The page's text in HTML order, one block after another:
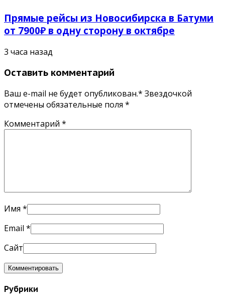
Прямые рейсы из Новосибирска в Батуми
от 7900₽ в одну сторону в октябре
3 часа назад
Оставить комментарий
Ваш e-mail не будет опубликован.* Звездочкой
отмечены обязательные поля *
Комментарий *
Имя *
Email *
Сайт
Рубрики